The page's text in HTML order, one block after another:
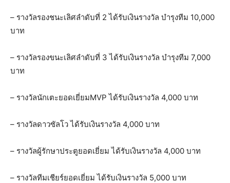
– รางวัลรองชนะเลิศลำดับที่ 2 ได้รับเงินรางวัล บำรุงทีม 10,000
บาท
– รางวัลรองขนะเลิศลำดับที่ 3 ได้รับเงินรางวัล บำรุงทีม 7,000
บาท
– รางวัลนักเตะยอดเยี่ยมMVP ได้รับเงินรางวัล 4,000 บาท
– รางวัลดาวซัลโว ได้รับเงินรางวัล 4,000 บาท
– รางวัลผู้รักษาประตูยอดเยี่ยม ได้รับเงินรางวัล 4,000 บาท
– รางวัลทีมเชียร์ยอดเยี่ยม ได้รับเงินรางวัล 5,000 บาท